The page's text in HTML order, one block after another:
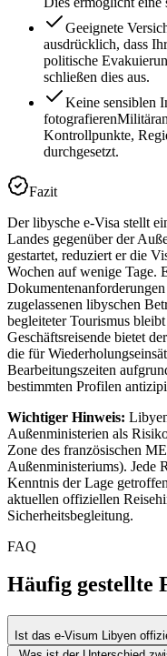
Geeignete
ausdrücklich, dass
politische
schließen dies aus.
Keine sensiblen
fotografieren
Kontrollpunkte,
durchgesetzt.
Fazit
Der libysche e-Visa stellt
Landes gegenüber der
gestartet, reduziert er die
Wochen auf wenige Tage.
zugelassenen libyschen
begleiteter Tourismus
Geschäftsreisende bietet
die für
Bearbeitungszeiten
bestimmten Profilen
Wichtiger Hinweis:
Außenministerien als
Zone des französischen
Außenministeriums). Jede
Kenntnis der Lage
aktuellen offiziellen
Sicherheitsbegleitung.
FAQ
Häufig gestellte
Ist das e-Visum Libyen